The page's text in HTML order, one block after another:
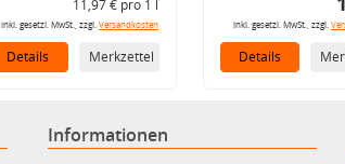
11,97 € pro 1 l
inkl. gesetzl. MwSt., zzgl.Versandkosten
Details Merkzettel
inkl. gesetzl. MwSt., zzgl.
Details
Informationen